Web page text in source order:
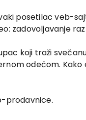
posetilac veb-
zadovoljavanje
koji traži
odećom.
prodavnice.